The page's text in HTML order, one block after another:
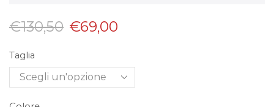
€130,50 €69,00
Taglia